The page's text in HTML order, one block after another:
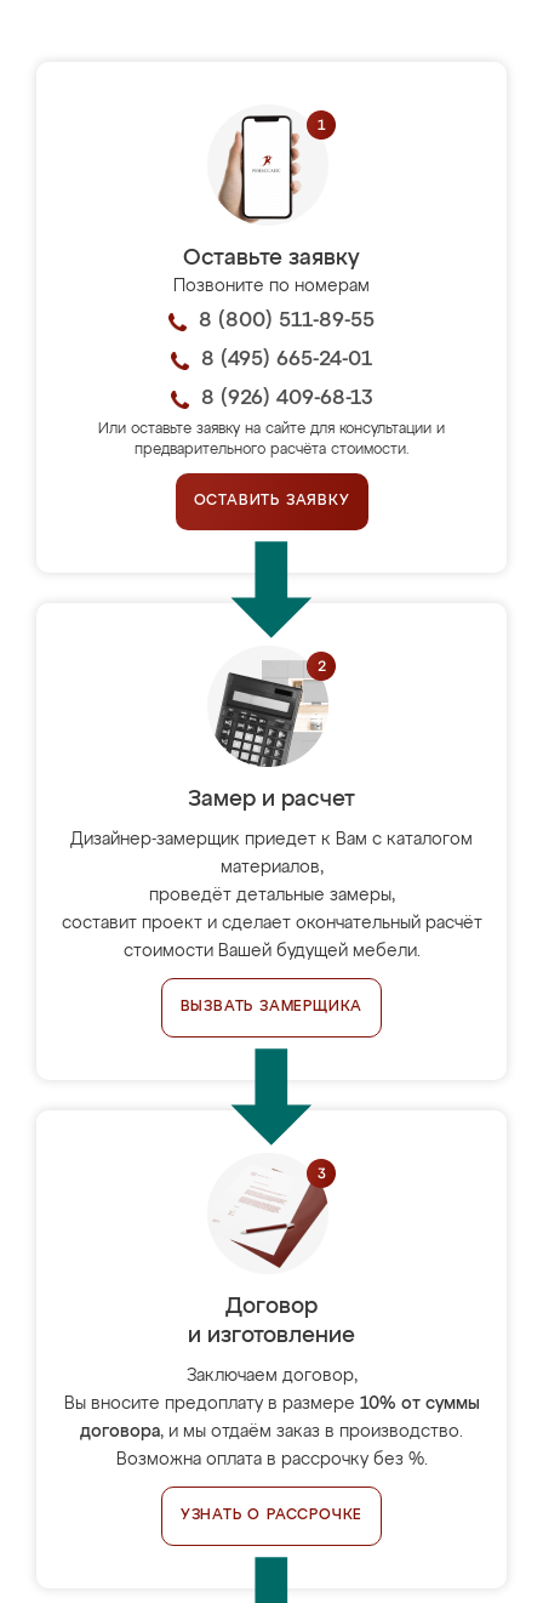
Оставьте заявку
Позвоните по номерам
8 (800) 511-89-55
8 (495) 665-24-01
8 (926) 409-68-13
Или оставьте заявку на сайте для консультации и
предварительного расчёта стоимости.
ОСТАВИТЬ ЗАЯВКУ
Замер и расчет
Дизайнер-замерщик приедет к Вам с каталогом
материалов,
проведёт детальные замеры,
составит проект и сделает окончательный расчёт
стоимости Вашей будущей мебели.
ВЫЗВАТЬ ЗАМЕРЩИКА
Договор
и изготовление
Заключаем договор,
Вы вносите предоплату в размере 10% от суммы
договора, и мы отдаём заказ в производство.
Возможна оплата в рассрочку без %.
УЗНАТЬ О РАССРОЧКЕ